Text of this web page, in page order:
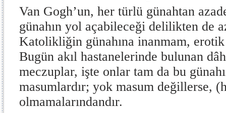
Van Gogh’un, her türlü günahtan
günahın yol açabileceği delilikten de
Katolikliğin günahına inanmam, erotik
Bugün akıl hastanelerinde bulunan
meczuplar, işte onlar tam da bu
masumlardır; yok masum değillerse,
olmamalarındandır.